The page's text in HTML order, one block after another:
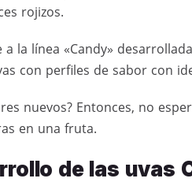
rojizos.
la línea «Candy»
con perfiles de sabor con
nuevos? Entonces, no
en una fruta.
de las uvas